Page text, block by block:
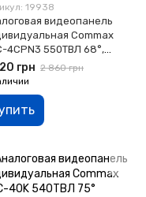
19938
видеопанель
Commax
4CPN3 550ТВЛ 68°,
грн 2 860 грн